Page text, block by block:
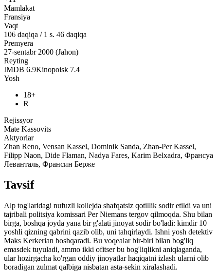
Mamlakat
Fransiya
Vaqt
106 daqiqa / 1 s. 46 daqiqa
Premyera
27-sentabr 2000 (Jahon)
Reyting
IMDB 6.9Kinopoisk 7.4
Yosh
18+
R
Rejissyor
Mate Kassovits
Aktyorlar
Zhan Reno, Vensan Kassel, Dominik Sanda, Zhan-Per Kassel,
Filipp Naon, Dide Flaman, Nadya Fares, Karim Belxadra, Франсуа
Леванталь, Франсин Берже
Tavsif
Alp tog'laridagi nufuzli kollejda shafqatsiz qotillik sodir etildi va uni
tajribali politsiya komissari Per Niemans tergov qilmoqda. Shu bilan
birga, boshqa joyda yana bir g'alati jinoyat sodir bo'ladi: kimdir 10
yoshli qizning qabrini qazib olib, uni tahqirlaydi. Ishni yosh detektiv
Maks Kerkerian boshqaradi. Bu voqealar bir-biri bilan bog'liq
emasdek tuyuladi, ammo ikki ofitser bu bog'liqlikni aniqlaganda,
ular hozirgacha ko'rgan oddiy jinoyatlar haqiqatni izlash ularni olib
boradigan zulmat qalbiga nisbatan asta-sekin xiralashadi.